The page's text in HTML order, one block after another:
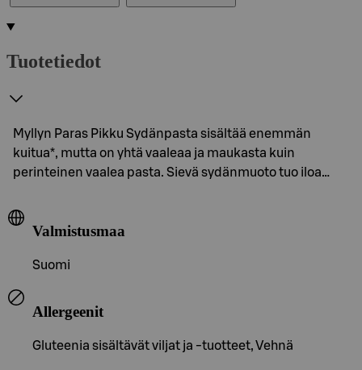
Tuotetiedot
Myllyn Paras Pikku Sydänpasta sisältää enemmän
kuitua*, mutta on yhtä vaaleaa ja maukasta kuin
perinteinen vaalea pasta. Sievä sydänmuoto tuo iloa…
Valmistusmaa
Suomi
Allergeenit
Gluteenia sisältävät viljat ja -tuotteet, Vehnä